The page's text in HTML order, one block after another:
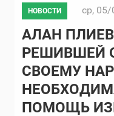
НОВОСТИ ср, 05/
АЛАН
РЕШИВШЕЙ
СВОЕМУ
ПОМОЩЬ